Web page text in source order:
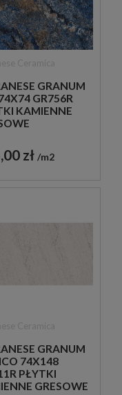
GRANUM
GR756R
KAMIENNE
zł m2
GRANUM
74X148
PŁYTKI
GRESOWE